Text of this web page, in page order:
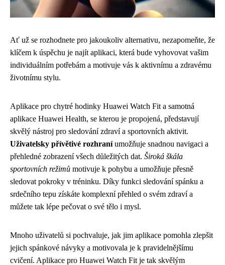
Ať už se rozhodnete pro jakoukoliv alternativu, nezapomeňte, že
klíčem k úspěchu je najít aplikaci, která bude vyhovovat vašim
individuálním potřebám a motivuje vás k aktivnímu a zdravému
životnímu stylu.
Aplikace pro chytré hodinky Huawei Watch Fit a samotná
aplikace Huawei Health, se kterou je propojená, představují
skvělý nástroj pro sledování zdraví a sportovních aktivit.
Uživatelsky přívětivé rozhraníumožňuje snadnou navigaci a
přehledné zobrazení všech důležitých dat. Široká škála
sportovních režimů motivuje k pohybu a umožňuje přesně
sledovat pokroky v tréninku. Díky funkci sledování spánku a
srdečního tepu získáte komplexní přehled o svém zdraví a
můžete tak lépe pečovat o své tělo i mysl.
Mnoho uživatelů si pochvaluje, jak jim aplikace pomohla zlepšit
jejich spánkové návyky a motivovala je k pravidelnějšímu
cvičení. Aplikace pro Huawei Watch Fit je tak skvělým